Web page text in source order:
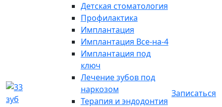
Детская стоматология
Профилактика
Имплантация
Имплантация Все-на-4
Имплантация под
ключ
Лечение зубов под
наркозом
Терапия и эндодонтия
Записаться